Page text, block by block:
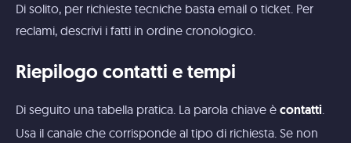
Di solito, per richieste tecniche basta email o ticket. Per
reclami, descrivi i fatti in ordine cronologico.
Riepilogo contatti e tempi
Di seguito una tabella pratica. La parola chiave è contatti.
Usa il canale che corrisponde al tipo di richiesta. Se non